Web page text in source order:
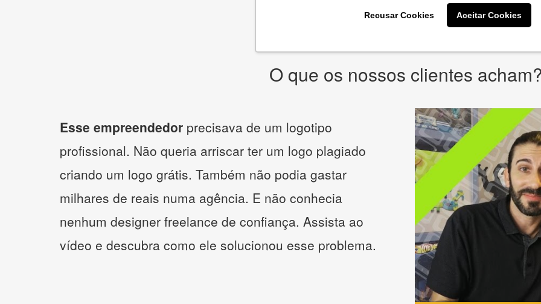
Recusar Cookies Aceitar Cookies
* Prometemos não compartilhar e utilizar seus dados para enviar
qualquer tipo de SPAM. Confira asPolíticas de Privacidade.
O que os nossos clientes
Esse empreendedor precisava de um logotipo
profissional. Não queria arriscar ter um logo plagiado
criando um logo grátis. Também não podia gastar
milhares de reais numa agência. E não conhecia
nenhum designer freelance de confiança. Assista ao
vídeo e descubra como ele solucionou esse problema.